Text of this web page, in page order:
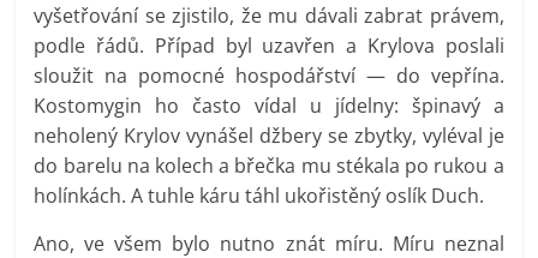
vyšetřování se zjistilo, že mu dávali zabrat právem,
podle řádů. Případ byl uzavřen a Krylova poslali
sloužit na pomocné hospodářství — do vepřína.
Kostomygin ho často vídal u jídelny: špinavý a
neholený Krylov vynášel džbery se zbytky, vyléval je
do barelu na kolech a břečka mu stékala po rukou a
holínkách. A tuhle káru táhl ukořistěný oslík Duch.
Ano, ve všem bylo nutno znát míru. Míru neznal